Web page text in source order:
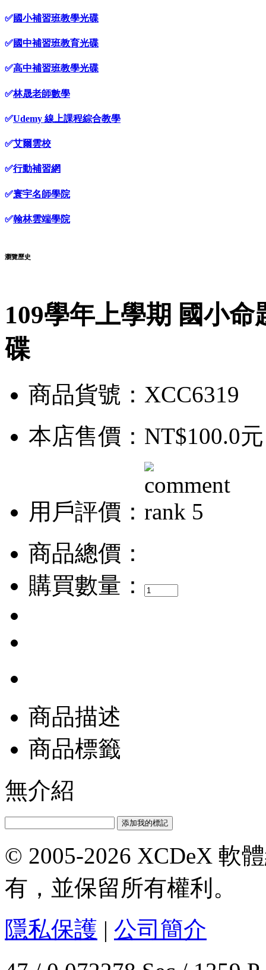
✅國小補習班教學光碟
✅國中補習班教育光碟
✅高中補習班教學光碟
✅林晟老師數學
✅Udemy 線上課程綜合教學
✅艾爾雲校
✅行動補習網
✅寰宇名師學院
✅翰林雲端學院
瀏覽歷史
109學年上學期 國小
碟
商品貨號：XCC6319
本店售價： NT$100.0元
用戶評價：
商品總價：
購買數量：
商品描述
商品標籤
無介紹
© 2005-2026 XCDeX 軟
有，並保留所有權利。
隱私保護 | 公司簡介